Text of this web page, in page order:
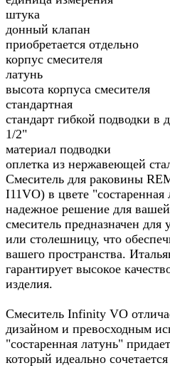
штука
донный клапан
приобретается отдельно
корпус смесителя
латунь
высота корпуса смесителя
стандартная
стандарт гибкой подводки в
1/2"
материал подводки
оплетка из нержавеющей
Смеситель для раковины
I11VO) в цвете "состаренная
надежное решение для
смеситель предназначен для
или столешницу, что
вашего пространства.
гарантирует высокое
изделия.
Смеситель Infinity VO
дизайном и превосходным
"состаренная латунь"
который идеально